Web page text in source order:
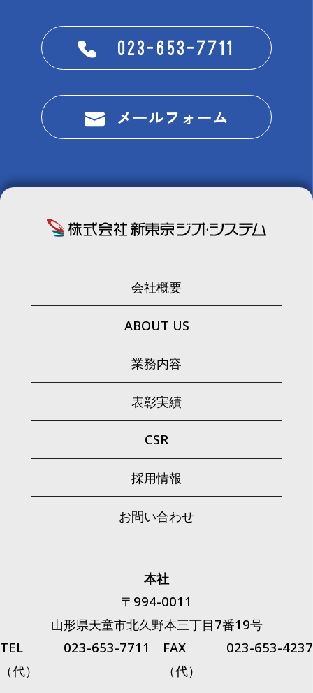
023-653-7711
メールフォーム
会社概要
ABOUT US
業務内容
表彰実績
CSR
採用情報
お問い合わせ
本社
〒994-0011
山形県天童市北久野本三丁目7番19号
TEL 023-653-7711
（代）
FAX 023-653-4237
（代）